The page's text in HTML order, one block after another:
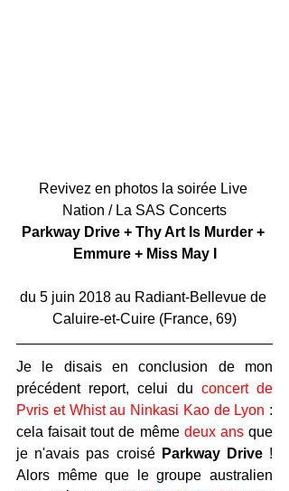
Revivez en photos la soirée Live
Nation / La SAS Concerts
Parkway Drive + Thy Art Is Murder +
Emmure + Miss May I
du 5 juin 2018 au Radiant-Bellevue de
Caluire-et-Cuire (France, 69)
Je le disais en conclusion de mon
précédent report, celui du concert de
Pvris et Whist au Ninkasi Kao de Lyon :
cela faisait tout de même deux ans que
je n'avais pas croisé Parkway Drive !
Alors même que le groupe australien